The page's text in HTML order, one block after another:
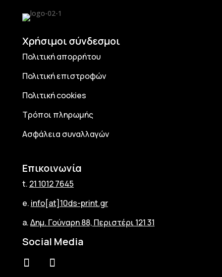
Χρήσιμοι σύνδεσμοι
Πολιτική απορρήτου
Πολιτική επιστροφών
Πολιτική cookies
Τρόποι πληρωμής
Ασφάλεια συναλλαγών
Επικοινωνία
t. 21 1012 7645
e. info[at]10ds-print.gr
a.Δημ. Γούναρη 88, Περιστέρι 121 31
Social Media